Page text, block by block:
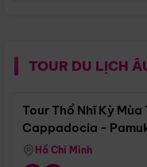
TOUR DU LỊCH
Tour Thổ Nhĩ Kỳ
Cappadocia -
Hồ Chí Minh